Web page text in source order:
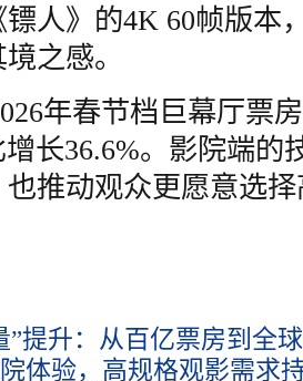
镖人》的4K 60帧版本
之感。
年春节档巨幕厅票
长36.6%。影院端的
推动观众更愿意选
”提升：从百亿票房到全
体验，高规格观影需求